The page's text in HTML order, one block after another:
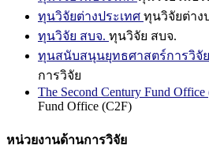
ทุนวิจัยต่างประเทศ ทุนวิจัยต่าง
ทุนวิจัย สบจ. ทุนวิจัย สบจ.
ทุนสนับสนุนยุทธศาสตร์การวิจัย
การวิจัย
The Second Century Fund Office
Fund Office (C2F)
หน่วยงานด้านการวิจัย